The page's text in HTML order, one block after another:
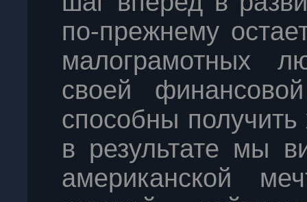
по-прежнему
малограмотных
своей
способны
в результате мы
американской